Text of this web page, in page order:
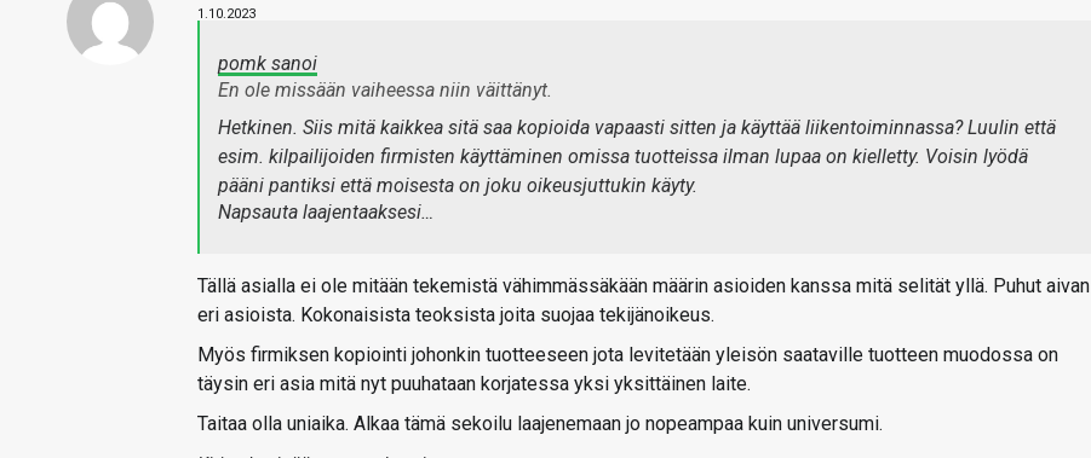
1.10.2023
pomk sanoi
En ole missään vaiheessa niin väittänyt.
Hetkinen. Siis mitä kaikkea sitä saa kopioida vapaasti sitten ja käyttää liikentoiminnassa? Luulin että
esim. kilpailijoiden firmisten käyttäminen omissa tuotteissa ilman lupaa on kielletty. Voisin lyödä
pääni pantiksi että moisesta on joku oikeusjuttukin käyty.
Napsauta laajentaaksesi…
Tällä asialla ei ole mitään tekemistä vähimmässäkään määrin asioiden kanssa mitä selität yllä. Puhut aivan
eri asioista. Kokonaisista teoksista joita suojaa tekijänoikeus.
Myös firmiksen kopiointi johonkin tuotteeseen jota levitetään yleisön saataville tuotteen muodossa on
täysin eri asia mitä nyt puuhataan korjatessa yksi yksittäinen laite.
Taitaa olla uniaika. Alkaa tämä sekoilu laajenemaan jo nopeampaa kuin universumi.